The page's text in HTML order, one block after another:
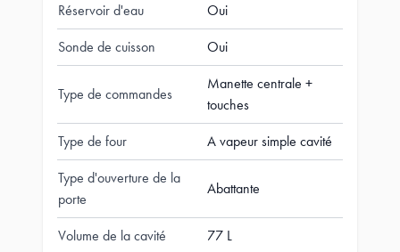
Réservoir d'eau Oui
Sonde de cuisson Oui
Type de commandes
Manette centrale +
touches
Type de four A vapeur simple cavité
Type d'ouverture de la
porte
Abattante
Volume de la cavité 77 L